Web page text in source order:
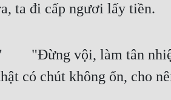
ta đi cấp ngươi lấy tiền.
"Đừng vội, làm tân
có chút không ổn, cho